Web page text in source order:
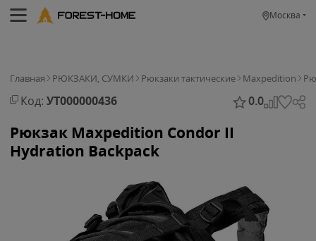
Москва
Главная РЮКЗАКИ, СУМКИ Рюкзаки тактические Maxpedition
Код: УТ000000436 0.0
Рюкзак Maxpedition Condor II
Hydration Backpack